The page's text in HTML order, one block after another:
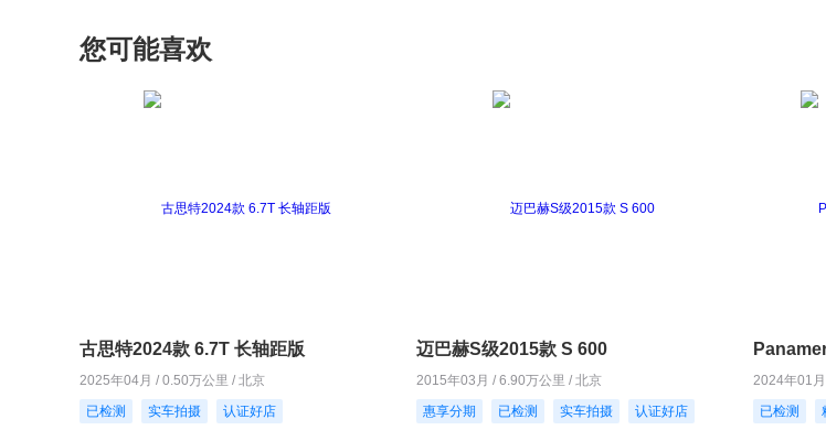
您可能喜欢
古思特2024款 6.7T 长轴距版
2025年04月 / 0.50万公里 / 北京
已检测
实车拍摄 认证好店
迈巴赫S级2015款 S 600
2015年03月 / 6.90万公里 / 北京
惠享分期
已检测 实车拍摄 认证好店
2024年01
已检测